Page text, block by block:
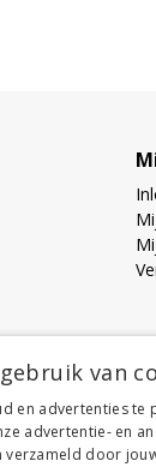
van
en advertenties
advertentie- en
door